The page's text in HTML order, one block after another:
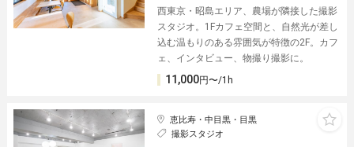
西東京・昭島エリア、農場が隣接した撮影
スタジオ。1Fカフェ空間と、自然光が差し
込む温もりのある雰囲気が特徴の2F。カフ
ェ、インタビュー、物撮り撮影に。
11,000円〜/1h
恵比寿・中目黒・目黒
撮影スタジオ